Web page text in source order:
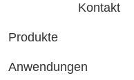
Kontakt
Produkte
Anwendungen